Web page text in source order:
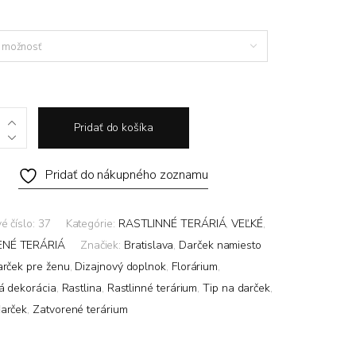
Pridať do košíka
Pridať do nákupného zoznamu
číslo: 37 Kategórie: RASTLINNÉ TERÁRIÁ,VEĽKÉ,
TERÁRIÁ
Značiek: Bratislava, Darček namiesto
pre ženu, Dizajnový doplnok, Florárium,
dekorácia, Rastlina, Rastlinné terárium,Tip na darček,
, Zatvorené terárium